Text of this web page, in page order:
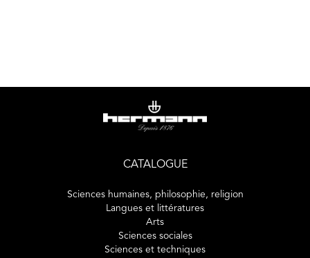
CATALOGUE
Sciences humaines, philosophie, religion
Langues et littératures
Arts
Sciences sociales
Sciences et techniques